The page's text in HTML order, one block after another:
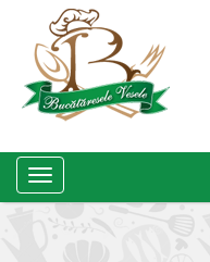
Toggle
Navigation